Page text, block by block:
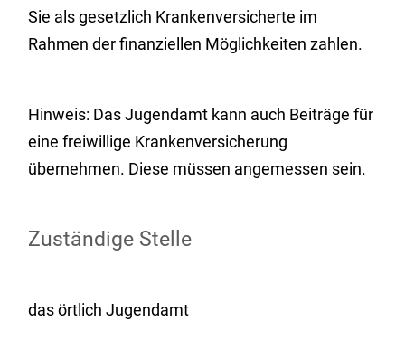
Sie als gesetzlich Krankenversicherte im
Rahmen der finanziellen Möglichkeiten zahlen.
Hinweis: Das Jugendamt kann auch Beiträge für
eine freiwillige Krankenversicherung
übernehmen. Diese müssen angemessen sein.
Zuständige Stelle
das örtlich Jugendamt